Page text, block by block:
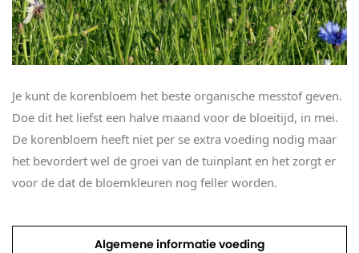
Je kunt de korenbloem het beste organische messtof geven.
Doe dit het liefst een halve maand voor de bloeitijd, in mei.
De korenbloem heeft niet per se extra voeding nodig maar
het bevordert wel de groei van de tuinplant en het zorgt er
voor de dat de bloemkleuren nog feller worden.
Algemene informatie voeding